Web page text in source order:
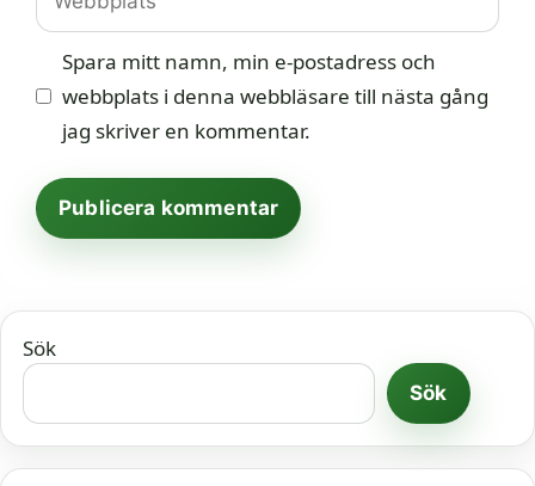
Spara mitt namn, min e-postadress och
webbplats i denna webbläsare till nästa gång
jag skriver en kommentar.
Sök
Sök